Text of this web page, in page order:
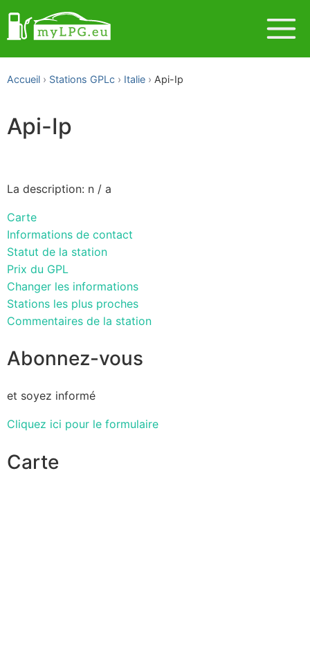
Accueil Stations GPLc Italie Api-Ip
Api-Ip
La description: n / a
Carte
Informations de contact
Statut de la station
Prix du GPL
Changer les informations
Stations les plus proches
Commentaires de la station
Abonnez-vous
et soyez informé
Cliquez ici pour le formulaire
Carte